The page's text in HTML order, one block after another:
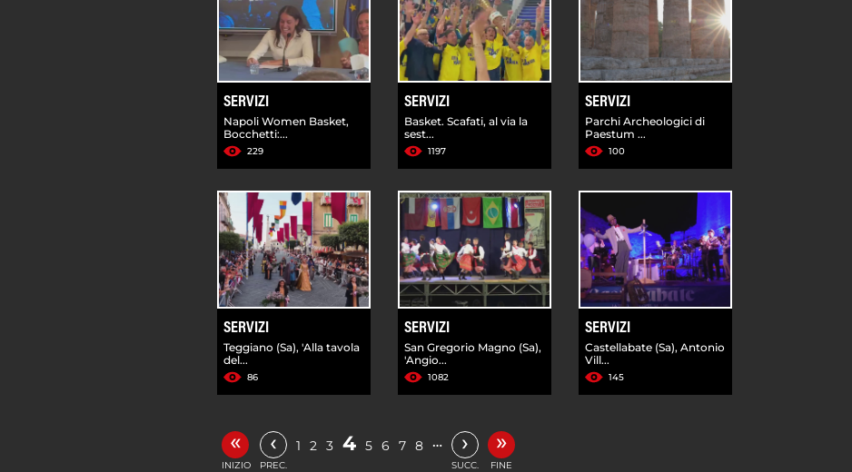
SERVIZI
Napoli Women Basket,
Bocchetti:...
229
SERVIZI
Basket. Scafati, al via la
sest...
1197
SERVIZI
Parchi Archeologici di
Paestum ...
100
SERVIZI
Teggiano (Sa), 'Alla tavola
del...
86
SERVIZI
San Gregorio Magno (Sa),
'Angio...
1082
SERVIZI
Castellabate (Sa), Antonio
Vill...
145
«
INIZIO
‹
PREC.
1 2 3 4 5 6 7 8 … ›
SUCC.
»
FINE